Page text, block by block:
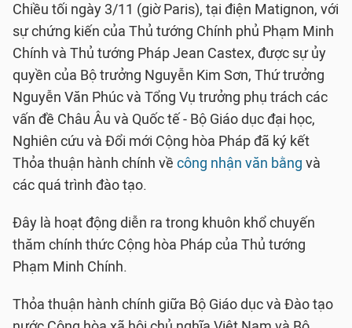
Chiều tối ngày 3/11 (giờ Paris), tại điện Matignon, với
sự chứng kiến của Thủ tướng Chính phủ Phạm Minh
Chính và Thủ tướng Pháp Jean Castex, được sự ủy
quyền của Bộ trưởng Nguyễn Kim Sơn, Thứ trưởng
Nguyễn Văn Phúc và Tổng Vụ trưởng phụ trách các
vấn đề Châu Âu và Quốc tế - Bộ Giáo dục đại học,
Nghiên cứu và Đổi mới Cộng hòa Pháp đã ký kết
Thỏa thuận hành chính về công nhận văn bằng và
các quá trình đào tạo.
Đây là hoạt động diễn ra trong khuôn khổ chuyến
thăm chính thức Cộng hòa Pháp của Thủ tướng
Phạm Minh Chính.
Thỏa thuận hành chính giữa Bộ Giáo dục và Đào tạo